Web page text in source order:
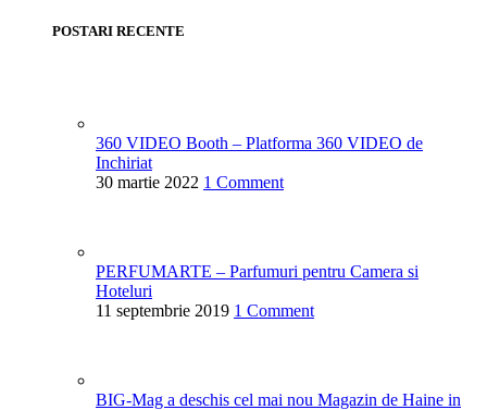
POSTARI RECENTE
360 VIDEO Booth – Platforma 360 VIDEO de
Inchiriat
30 martie 2022 1 Comment
PERFUMARTE – Parfumuri pentru Camera si
Hoteluri
11 septembrie 2019 1 Comment
BIG-Mag a deschis cel mai nou Magazin de Haine in